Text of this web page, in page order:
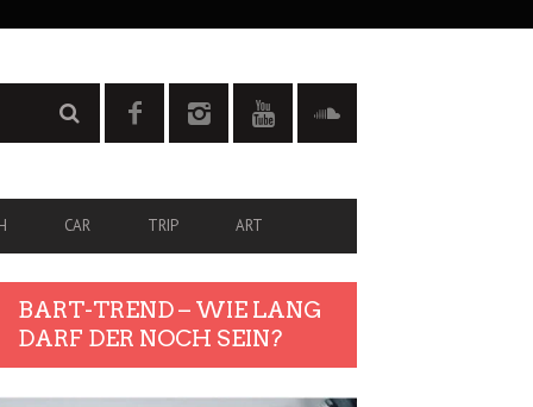
CAR TRIP ART
BART-TREND – WIE LANG
DARF DER NOCH SEIN?